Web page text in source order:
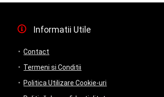
Informatii Utile
Contact
Termeni si Conditii
Politica Utilizare Cookie-uri